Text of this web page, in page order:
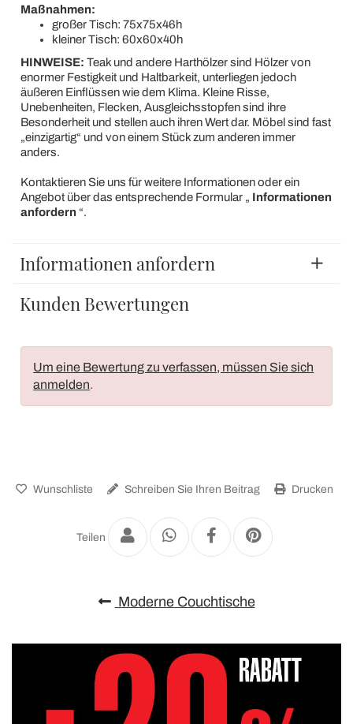
Maßnahmen:
großer Tisch: 75x75x46h
kleiner Tisch: 60x60x40h
HINWEISE: Teak und andere Harthölzer sind Hölzer von
enormer Festigkeit und Haltbarkeit, unterliegen jedoch
äußeren Einflüssen wie dem Klima. Kleine Risse,
Unebenheiten, Flecken, Ausgleichsstopfen sind ihre
Besonderheit und stellen auch ihren Wert dar. Möbel sind fast
„einzigartig“ und von einem Stück zum anderen immer
anders.
Kontaktieren Sie uns für weitere Informationen oder ein
Angebot über das entsprechende Formular „ Informationen
anfordern “.
Informationen anfordern
Kunden Bewertungen
Um eine Bewertung zu verfassen, müssen Sie sich
anmelden.
Wunschliste Schreiben Sie Ihren Beitrag Drucken
Teilen
Moderne Couchtische